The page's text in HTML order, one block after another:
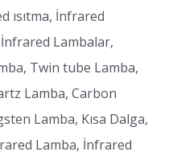
ısıtma, İnfrared
İnfrared Lambalar,
Twin tube Lamba,
Lamba, Carbon
Lamba, Kısa Dalga,
Lamba, İnfrared